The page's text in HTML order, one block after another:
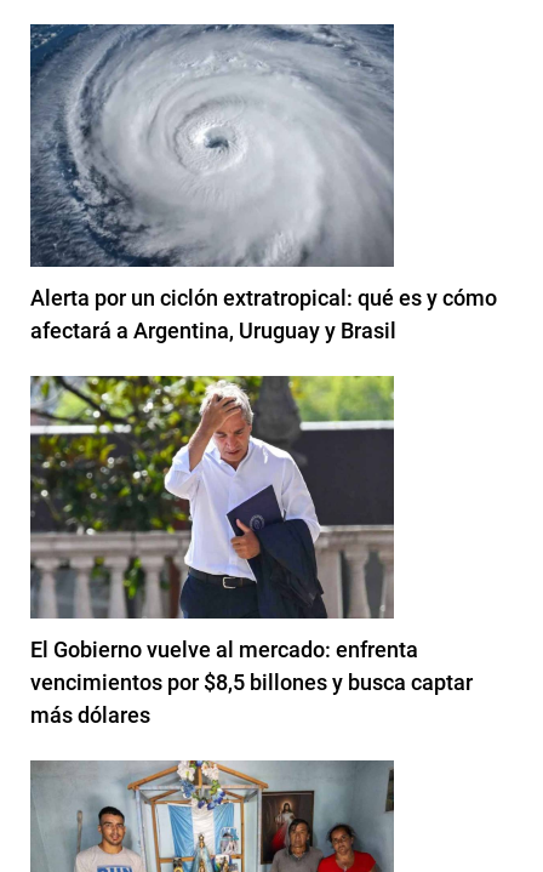
Alerta por un ciclón extratropical: qué es y cómo
afectará a Argentina, Uruguay y Brasil
El Gobierno vuelve al mercado: enfrenta
vencimientos por $8,5 billones y busca captar
más dólares